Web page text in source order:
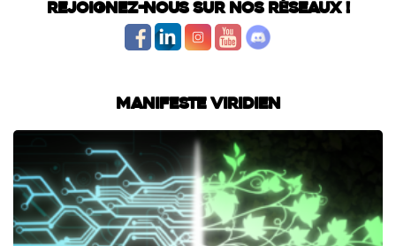
Rejoignez-nous sur nos réseaux !
Manifeste Viridien